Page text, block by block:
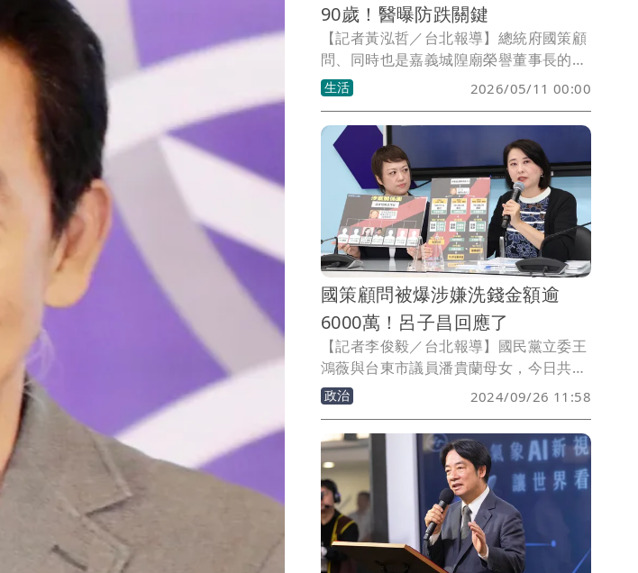
90歲！醫曝防跌關鍵
【記者黃泓哲／台北報導】總統府國策顧
問、同時也是嘉義城隍廟榮譽董事長的賴
永川，昨日（5月10日）上午傳出在住家
浴室不慎跌倒陷入昏迷，雖經緊急送醫搶
救，仍不幸宣告不治，享耆壽90歲。與賴
永川交情深厚的總統賴清德聞訊後深感哀
悼，除了感念這位民間好友長期對地方的
貢獻，也第一時間向家屬表達慰問。
生活 2026/05/11 00:00
國策顧問被爆涉嫌洗錢金額逾
6000萬！呂子昌回應了
【記者李俊毅／台北報導】國民黨立委王
鴻薇與台東市議員潘貴蘭母女，今日共同
召開記者會，指控現任國策顧問、民進黨
前立委呂孫綾父親呂子昌，為閃避信用合
作社法，用女兒呂孫綾及兒子和親友當人
頭進行借貸，還在當事人完全不知情下，
涉嫌動用借款人板信帳戶作為自己轉帳使
用，最少有6000萬金流匯出入，涉嫌違反
洗錢防制法。王鴻薇要求金管會全面啟動
金檢，依法徹查包括淡水信用合作社及板
橋信用商業銀行。
政治 2024/09/26 11:58